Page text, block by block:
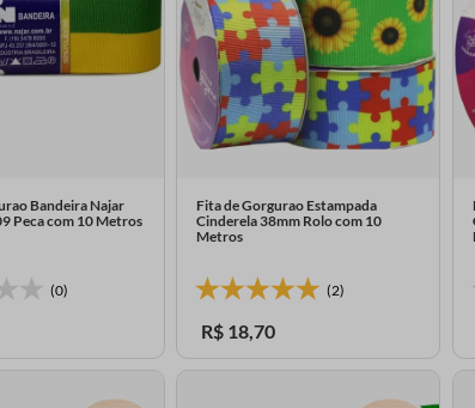
Bandeira Najar
Peca com 10 Metros
(0)
Fita de Gorgurao Estampada
Cinderela 38mm Rolo com 10
Metros
(2)
R$ 18 ,70